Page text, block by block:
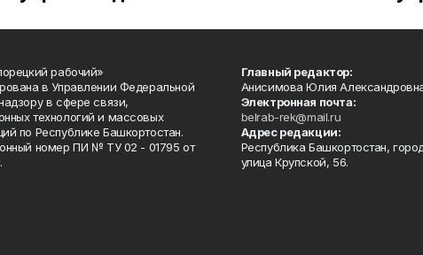
рабочий»
в Управлении Федеральной
в сфере связи,
технологий и массовых
по Республике Башкортостан.
номер ПИ № ТУ 02 - 01795 от
Главный редактор:
Анисимова Юлия
Электронная почта:
belrab-rek@mail.ru
Адрес редакции:
Республика Башкортостан,
улица Крупской, 56.